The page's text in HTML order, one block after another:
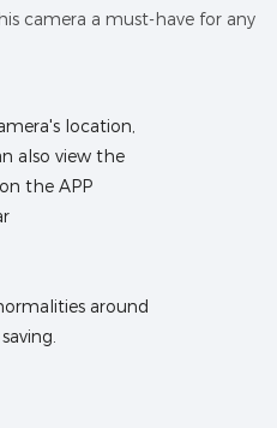
camera a must-have for any
location,
also view the
the APP
around